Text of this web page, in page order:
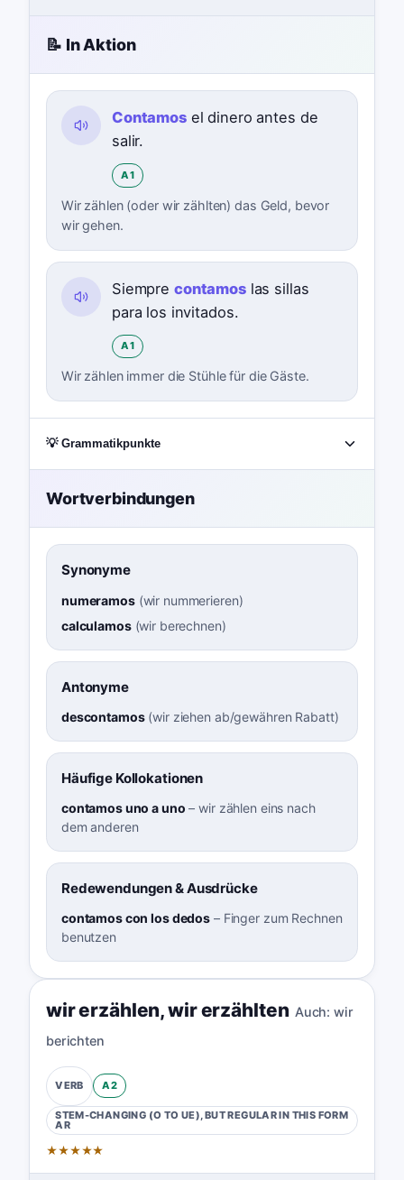
📝 In Aktion
Contamosel dinero antes de
salir.
A1
Wir zählen (oder wir zählten) das Geld, bevor
wir gehen.
Siempre contamoslas sillas
para los invitados.
A1
Wir zählen immer die Stühle für die Gäste.
💡 Grammatikpunkte
Wortverbindungen
Synonyme
numeramos(wir nummerieren)
calculamos(wir berechnen)
Antonyme
descontamos(wir ziehen ab/gewähren Rabatt)
Häufige Kollokationen
contamos uno a uno –wir zählen eins nach
dem anderen
Redewendungen & Ausdrücke
contamos con los dedos – Finger zum Rechnen
benutzen
wir erzählen,wir erzählten Auch: wir
berichten
VERB A2
STEM-CHANGING (O TO UE), BUT REGULAR IN THIS FORM
AR
★★★★★